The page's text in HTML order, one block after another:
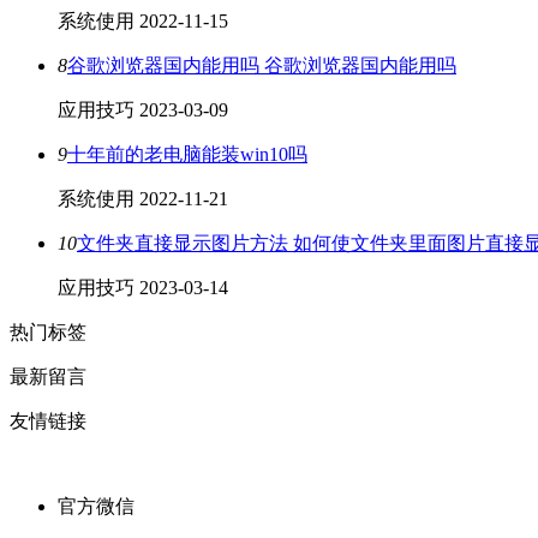
系统使用 2022-11-15
8谷歌浏览器国内能用吗 谷歌浏览器国内能用吗
应用技巧 2023-03-09
9十年前的老电脑能装win10吗
系统使用 2022-11-21
10文件夹直接显示图片方法 如何使文件夹里面图片直接
应用技巧 2023-03-14
热门标签
最新留言
友情链接
官方微信